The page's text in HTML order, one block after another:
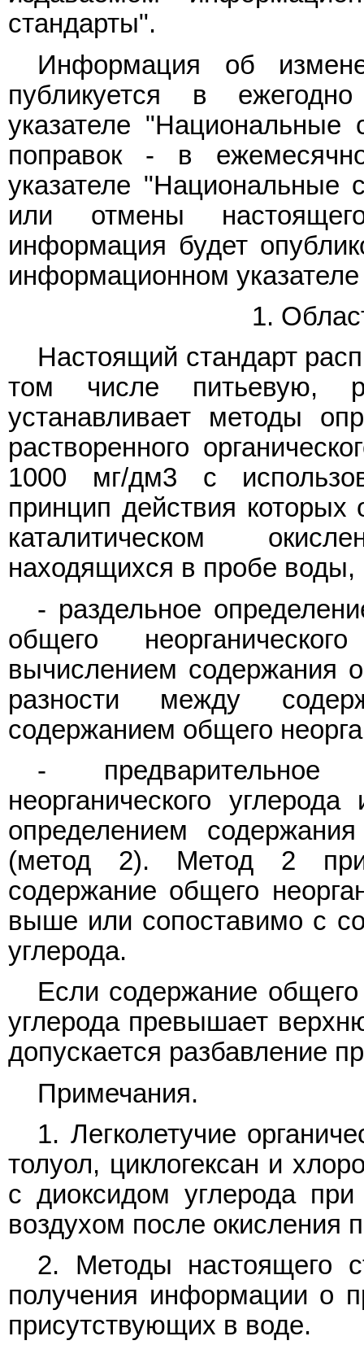
стандарты".
Информация об
публикуется в
указателе "Национальные
поправок - в
указателе "Национальные
или отмены
информация будет
информационном
1.
Настоящий стандарт
том числе питьевую,
устанавливает методы
растворенного
1000 мг/дм3 с
принцип действия
каталитическом
находящихся в пробе воды,
- раздельное
общего
вычислением содержания
разности между
содержанием общего
-
неорганического
определением
(метод 2). Метод 2
содержание общего
выше или сопоставимо с
углерода.
Если содержание общего
углерода превышает
допускается разбавление
Примечания.
1. Легколетучие
толуол, циклогексан и
с диоксидом углерода
воздухом после окисления
2. Методы настоящего
получения информации о
присутствующих в воде.